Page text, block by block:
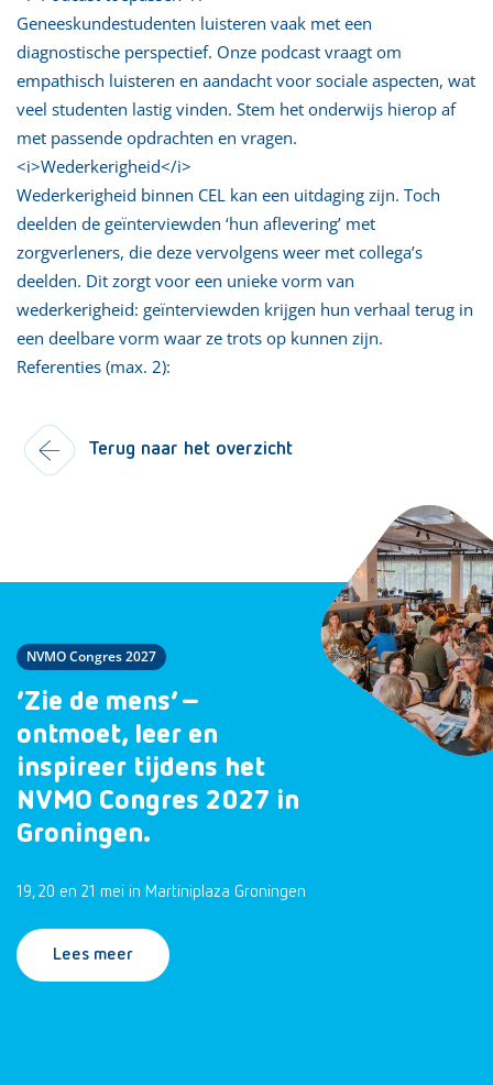
Geneeskundestudenten luisteren vaak met een
diagnostische perspectief. Onze podcast vraagt om
empathisch luisteren en aandacht voor sociale aspecten, wat
veel studenten lastig vinden. Stem het onderwijs hierop af
met passende opdrachten en vragen.
<i>Wederkerigheid</i>
Wederkerigheid binnen CEL kan een uitdaging zijn. Toch
deelden de geïnterviewden ‘hun aflevering’ met
zorgverleners, die deze vervolgens weer met collega’s
deelden. Dit zorgt voor een unieke vorm van
wederkerigheid: geïnterviewden krijgen hun verhaal terug in
een deelbare vorm waar ze trots op kunnen zijn.
Referenties (max. 2):
Terug naar het overzicht
NVMO Congres 2027
‘Zie de mens’ –
ontmoet, leer en
inspireer tijdens het
NVMO Congres 2027 in
Groningen.
19, 20 en 21 mei in Martiniplaza Groningen
Lees meer